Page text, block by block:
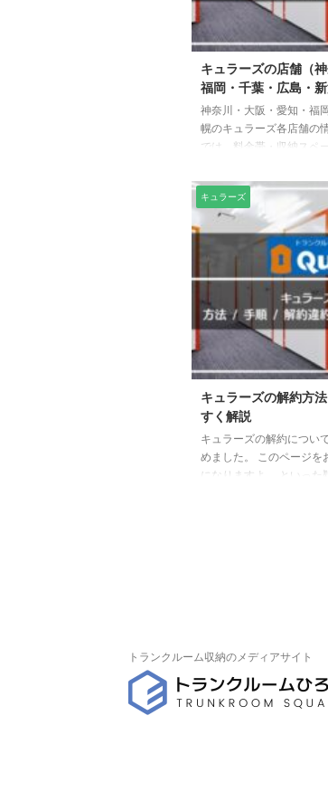
キュラーズの店舗（
福岡・千葉・広島・新
神奈川・大阪・愛知・福
幌のキュラーズ各店舗の
では、料金帯・収納スペ
ださい。 キュラーズ67
店状況は、公式サイトで
ラーズの東京の店舗はこ
評判 神奈川県のキュラー
ーズの店舗は「新横浜店
店」「川崎高津店」「川
店舗です。 新横浜店（横
キュラーズ
キュラーズの解約方
すく解説
キュラーズの解約につい
めました。 このページを
になりますよ。 といった
トランクルーム収納のメディアサイト